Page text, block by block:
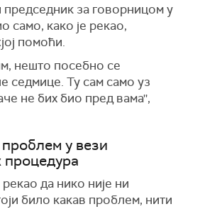
за говорницом у
само, како је рекао,
помоћи.
нешто посебно се
седмице. Ту сам само уз
не бих био пред вама'',
проблем у вези
процедура
да нико није ни
било какав проблем, нити